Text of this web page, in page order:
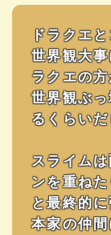
ドラクエ
世界観大
ラクエの
世界観ぶ
るくらいだ
スライム
ンを重ね
と最終的
本家の仲